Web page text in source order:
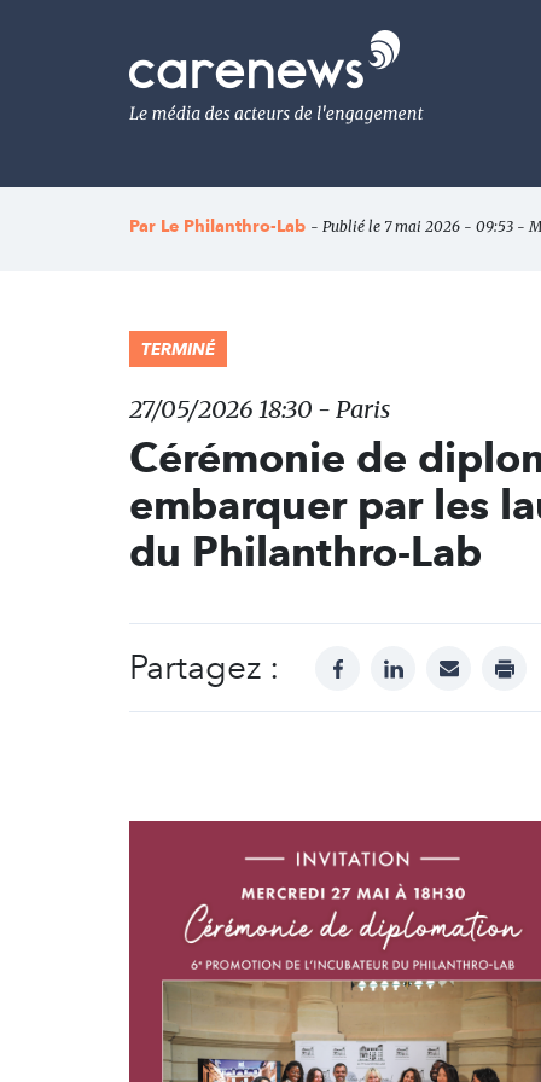
Le
média
de
l'engagement
Par Le Philanthro-Lab - Publié le 7 mai 2026 - 09:53 -
TERMINÉ
27/05/2026 18:30 - Paris
Cérémonie de
embarquer par les
du Philanthro-Lab
Partagez : facebooklinkedinmail